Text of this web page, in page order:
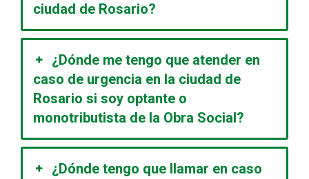
ciudad de Rosario?
¿Dónde me tengo que atender en
caso de urgencia en la ciudad de
Rosario si soy optante o
monotributista de la Obra Social?
¿Dónde tengo que llamar en caso